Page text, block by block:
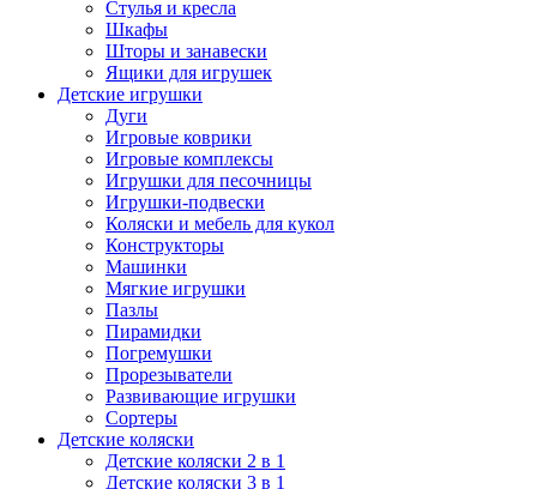
Стулья и кресла
Шкафы
Шторы и занавески
Ящики для игрушек
Детские игрушки
Дуги
Игровые коврики
Игровые комплексы
Игрушки для песочницы
Игрушки-подвески
Коляски и мебель для кукол
Конструкторы
Машинки
Мягкие игрушки
Пазлы
Пирамидки
Погремушки
Прорезыватели
Развивающие игрушки
Сортеры
Детские коляски
Детские коляски 2 в 1
Детские коляски 3 в 1